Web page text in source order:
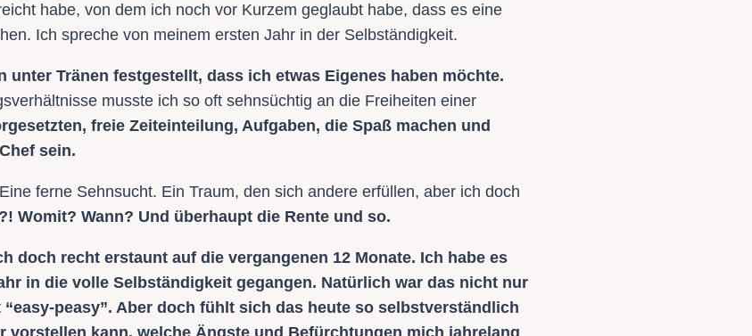
habe, von dem ich noch vor Kurzem geglaubt habe, dass es eine
Ich spreche von meinem ersten Jahr in der Selbständigkeit.
unter Tränen festgestellt, dass ich etwas Eigenes haben möchte.
musste ich so oft sehnsüchtig an die Freiheiten einer
freie Zeiteinteilung, Aufgaben, die Spaß machen und
sein.
ferne Sehnsucht. Ein Traum, den sich andere erfüllen, aber ich doch
Womit? Wann? Und überhaupt die Rente und so.
doch recht erstaunt auf die vergangenen 12 Monate. Ich habe es
in die volle Selbständigkeit gegangen. Natürlich war das nicht nur
peasy”. Aber doch fühlt sich das heute so selbstverständlich